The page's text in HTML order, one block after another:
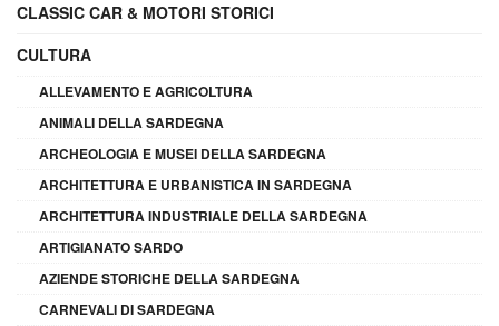
CLASSIC CAR & MOTORI STORICI
CULTURA
ALLEVAMENTO E AGRICOLTURA
ANIMALI DELLA SARDEGNA
ARCHEOLOGIA E MUSEI DELLA SARDEGNA
ARCHITETTURA E URBANISTICA IN SARDEGNA
ARCHITETTURA INDUSTRIALE DELLA SARDEGNA
ARTIGIANATO SARDO
AZIENDE STORICHE DELLA SARDEGNA
CARNEVALI DI SARDEGNA